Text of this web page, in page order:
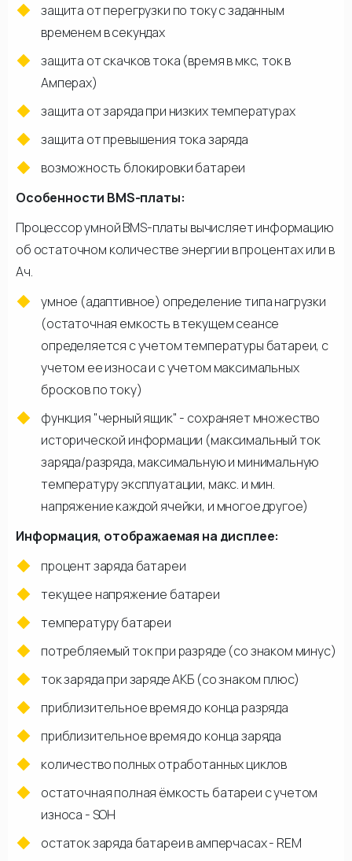
защита от перегрузки по току с заданным
временем в секундах
защита от скачков тока (время в мкс, ток в
Амперах)
защита от заряда при низких температурах
защита от превышения тока заряда
возможность блокировки батареи
Особенности BMS-платы:
Процессор умной BMS-платы вычисляет информацию
об остаточном количестве энергии в процентах или в
Ач.
умное (адаптивное) определение типа нагрузки
(остаточная емкость в текущем сеансе
определяется с учетом температуры батареи, с
учетом ее износа и с учетом максимальных
бросков по току)
функция "черный ящик" - сохраняет множество
исторической информации (максимальный ток
заряда/разряда, максимальную и минимальную
температуру эксплуатации, макс. и мин.
напряжение каждой ячейки, и многое другое)
Информация, отображаемая на дисплее:
процент заряда батареи
текущее напряжение батареи
температуру батареи
потребляемый ток при разряде (со знаком минус)
ток заряда при заряде АКБ (со знаком плюс)
приблизительное время до конца разряда
приблизительное время до конца заряда
количество полных отработанных циклов
остаточная полная ёмкость батареи с учетом
износа - SOH
остаток заряда батареи в амперчасах - REM